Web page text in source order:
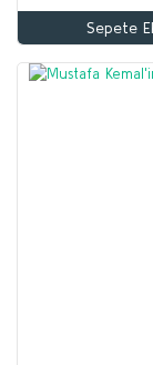
Sepete